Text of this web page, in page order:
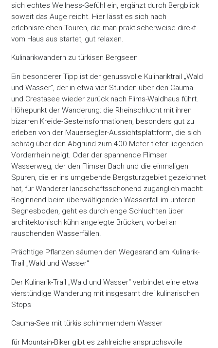
sich echtes Wellness-Gefühl ein, ergänzt durch Bergblick
soweit das Auge reicht. Hier lässt es sich nach
erlebnisreichen Touren, die man praktischerweise direkt
vom Haus aus startet, gut relaxen.
Kulinarikwandern zu türkisen Bergseen
Ein besonderer Tipp ist der genussvolle Kulinariktrail „Wald
und Wasser“, der in etwa vier Stunden über den Cauma-
und Crestasee wieder zurück nach Flims-Waldhaus führt.
Höhepunkt der Wanderung: die Rheinschlucht mit ihren
bizarren Kreide-Gesteinsformationen, besonders gut zu
erleben von der Mauersegler-Aussichtsplattform, die sich
schräg über den Abgrund zum 400 Meter tiefer liegenden
Vorderrhein neigt. Oder der spannende Flimser
Wasserweg, der den Flimser Bach und die einmaligen
Spuren, die er ins umgebende Bergsturzgebiet gezeichnet
hat, für Wanderer landschaftsschonend zugänglich macht:
Beginnend beim überwältigenden Wasserfall im unteren
Segnesboden, geht es durch enge Schluchten über
architektonisch kühn angelegte Brücken, vorbei an
rauschenden Wasserfällen.
Prächtige Pflanzen säumen den Wegesrand am Kulinarik-
Trail „Wald und Wasser“
Der Kulinarik-Trail „Wald und Wasser“ verbindet eine etwa
vierstündige Wanderung mit insgesamt drei kulinarischen
Stops
Cauma-See mit türkis schimmerndem Wasser
für Mountain-Biker gibt es zahlreiche anspruchsvolle